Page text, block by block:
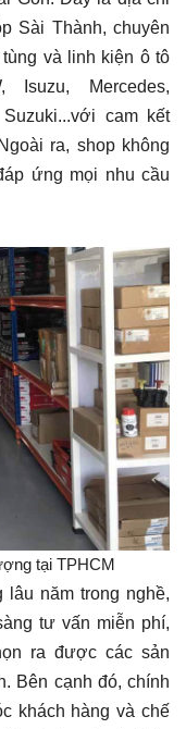
Sài Thành, chuyên
và linh kiện ô tô
Isuzu, Mercedes,
cam kết
ra, shop không
ứng mọi nhu cầu
tại TPHCM
năm trong nghề,
tư vấn miễn phí,
ra được các sản
Bên cạnh đó, chính
khách hàng và chế